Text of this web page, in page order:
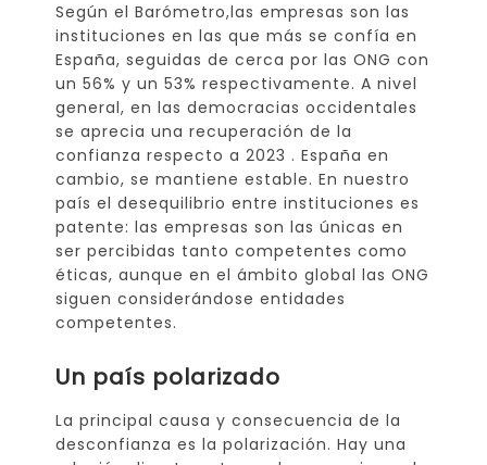
Según el Barómetro,las empresas son las
instituciones en las que más se confía en
España, seguidas de cerca por las ONG con
un 56% y un 53% respectivamente. A nivel
general, en las democracias occidentales
se aprecia una recuperación de la
confianza respecto a 2023 . España en
cambio, se mantiene estable. En nuestro
país el desequilibrio entre instituciones es
patente: las empresas son las únicas en
ser percibidas tanto competentes como
éticas, aunque en el ámbito global las ONG
siguen considerándose entidades
competentes.
Un país polarizado
La principal causa y consecuencia de la
desconfianza es la polarización. Hay una